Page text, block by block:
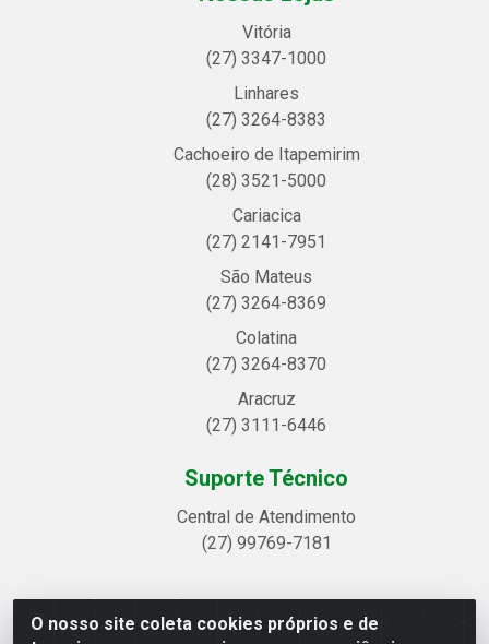
O nosso site coleta cookies próprios e de
Vitória
(27) 3347-1000
Linhares
(27) 3264-8383
Cachoeiro de Itapemirim
(28) 3521-5000
Cariacica
(27) 2141-7951
São Mateus
(27) 3264-8369
Colatina
(27) 3264-8370
Aracruz
(27) 3111-6446
Suporte Técnico
Central de Atendimento
(27) 99769-7181
Linhavix Distribuidora LTDA - Avenida Alegre, 2521 -